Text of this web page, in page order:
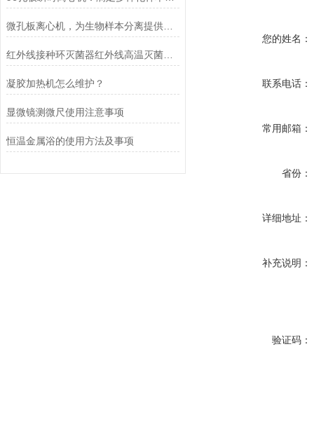
微孔板离心机，为生物样本分离提供可靠保障
红外线接种环灭菌器红外线高温灭菌器生物安全柜灭菌器使用说明
凝胶加热机怎么维护？
显微镜测微尺使用注意事项
恒温金属浴的使用方法及事项
您的姓名：
联系电话：
常用邮箱：
省份：
详细地址：
补充说明：
验证码：